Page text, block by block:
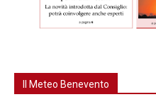
Il Meteo Benevento